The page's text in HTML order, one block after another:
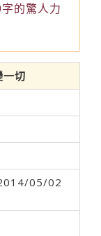
的驚人力
切
05/02